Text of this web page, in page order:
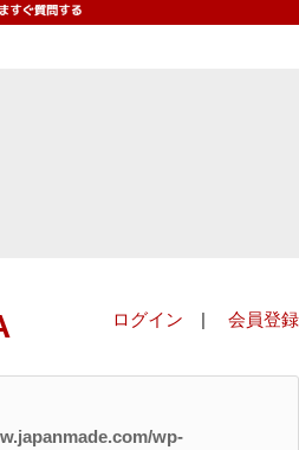
ログイン | 会員登録
wp-